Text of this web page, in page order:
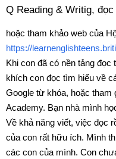
Q Reading & Writig,
hoặc tham khảo web của
https://
Khi con đã có nền tảng
khích con đọc tìm hiểu về
Google từ khóa, hoặc tham
Academy. Bạn nhà mình
Về khả năng viết, việc đọc
của con rất hữu ích. Mình
các con của mình. Con